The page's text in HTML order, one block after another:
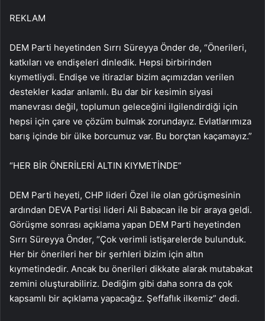
REKLAM
DEM Parti heyetinden Sırrı Süreyya Önder de, “Önerileri,
katkıları ve endişeleri dinledik. Hepsi birbirinden
kıymetliydi. Endişe ve itirazlar bizim açımızdan verilen
destekler kadar anlamlı. Bu dar bir kesimin siyasi
manevrası değil, toplumun geleceğini ilgilendirdiği için
hepsi için çare ve çözüm bulmak zorundayız. Evlatlarımıza
barış içinde bir ülke borcumuz var. Bu borçtan kaçamayız.”
“HER BİR ÖNERİLERİ ALTIN KIYMETİNDE”
DEM Parti heyeti, CHP lideri Özel ile olan görüşmesinin
ardından DEVA Partisi lideri Ali Babacan ile bir araya geldi.
Görüşme sonrası açıklama yapan DEM Parti heyetinden
Sırrı Süreyya Önder, “Çok verimli istişarelerde bulunduk.
Her bir önerileri her bir şerhleri bizim için altın
kıymetindedir. Ancak bu önerileri dikkate alarak mutabakat
zemini oluşturabiliriz. Dediğim gibi daha sonra da çok
kapsamlı bir açıklama yapacağız. Şeffaflık ilkemiz” dedi.